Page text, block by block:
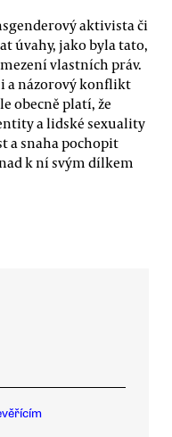
aktivista či
úvahy, jako byla tato,
vlastních práv.
a názorový konflikt
obecně platí, že
a lidské sexuality
a snaha pochopit
k ní svým dílkem